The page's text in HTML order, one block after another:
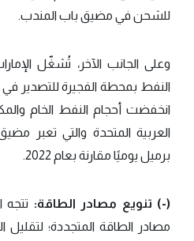
للشحن في مضيق باب المندب.
وعلى الجانب الآخر، تُشغّل
انخفضت أحجام النفط الخام
برميل يوميًا مقارنة بعام 2022.
(-) تنويع مصادر الطاقة: تتجه
مصادر الطاقة المتجددة؛ لتقليل